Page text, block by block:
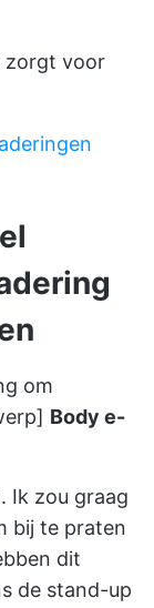
zorgt voor
om
Body e-
Ik zou graag
bij te praten
dit
de stand-up